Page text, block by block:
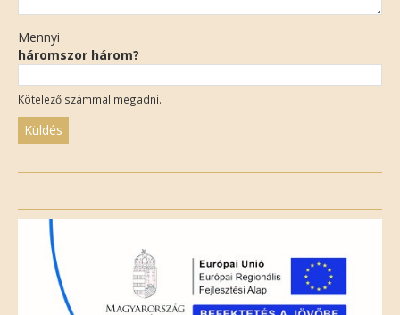
Mennyi
háromszor három?
Kötelező számmal megadni.
field
empty.